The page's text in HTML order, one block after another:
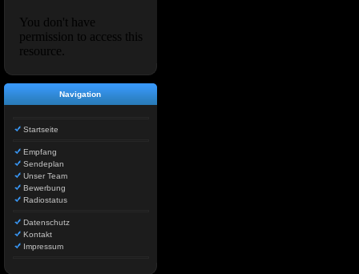
Navigation
Startseite
Empfang
Sendeplan
Unser Team
Bewerbung
Radiostatus
Datenschutz
Kontakt
Impressum